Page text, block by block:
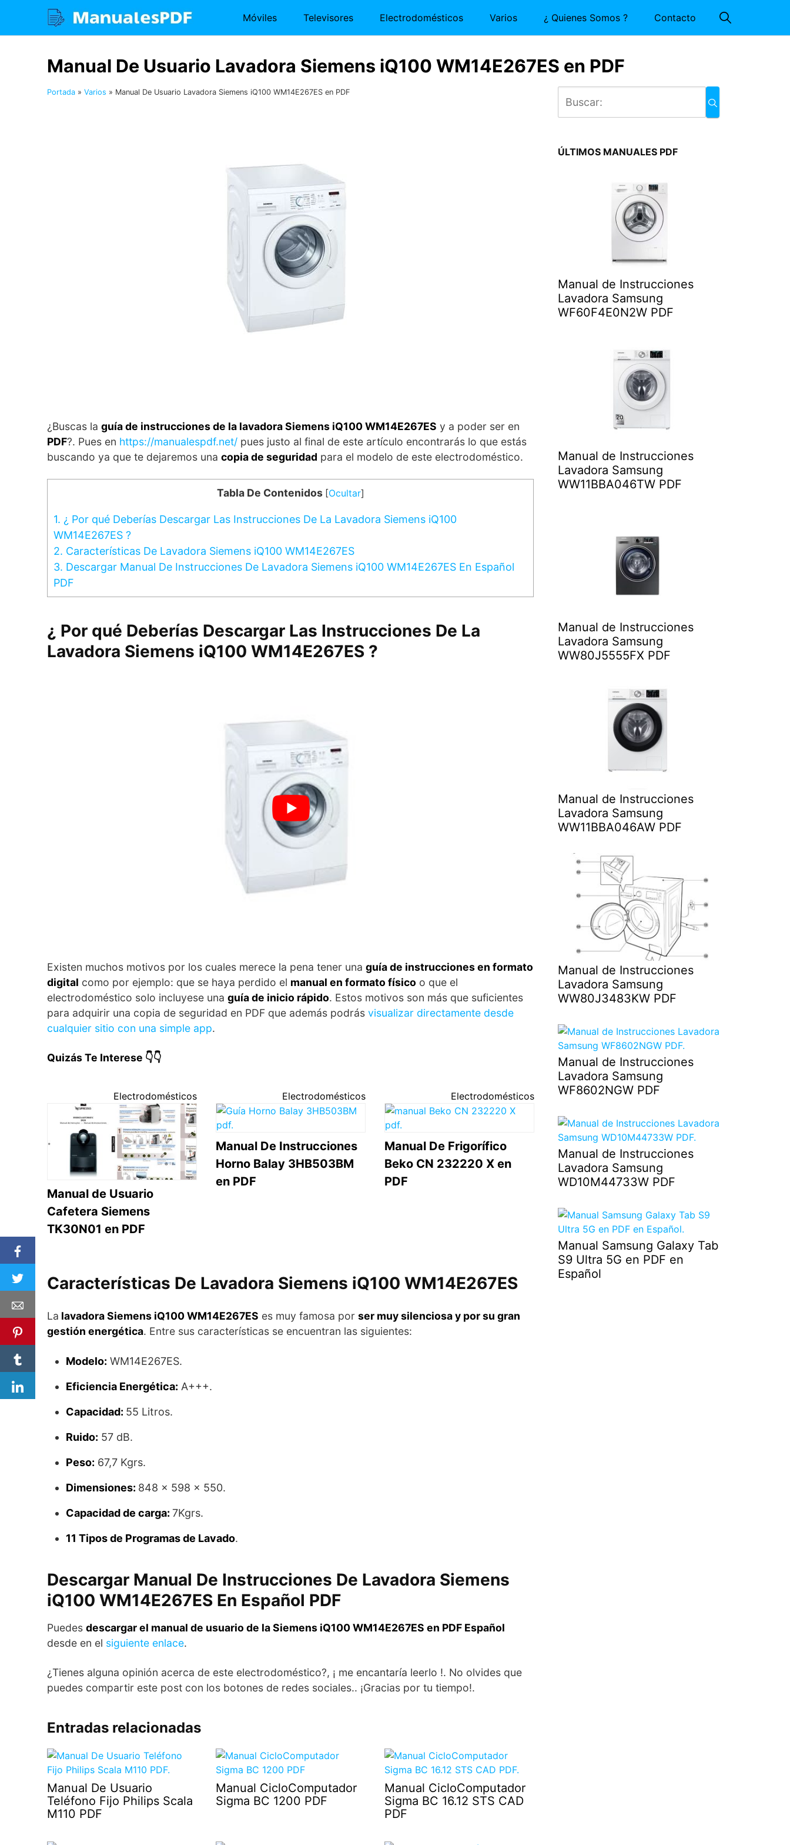
contenido
Móviles Televisores Electrodomésticos Varios ¿ Quienes Somos ? Contacto
Manual De Usuario Lavadora Siemens iQ100 WM14E267ES en PDF
Portada » Varios » Manual De Usuario Lavadora Siemens iQ100 WM14E267ES en PDF
¿Buscas la guía de instrucciones de la lavadora Siemens iQ100 WM14E267ES y a poder ser en
PDF?. Pues en https://manualespdf.net/ pues justo al final de este artículo encontrarás lo que estás
buscando ya que te dejaremos una copia de seguridad para el modelo de este electrodoméstico.
Tabla De Contenidos [Ocultar]
1. ¿ Por qué Deberías Descargar Las Instrucciones De La Lavadora Siemens iQ100
WM14E267ES ?
2. Características De Lavadora Siemens iQ100 WM14E267ES
3. Descargar Manual De Instrucciones De Lavadora Siemens iQ100 WM14E267ES En Español
PDF
¿ Por qué Deberías Descargar Las Instrucciones De La
Lavadora Siemens iQ100 WM14E267ES ?
Existen muchos motivos por los cuales merece la pena tener una guía de instrucciones en formato
digital como por ejemplo: que se haya perdido el manual en formato físico o que el
electrodoméstico solo incluyese una guía de inicio rápido. Estos motivos son más que suficientes
para adquirir una copia de seguridad en PDF que además podrás visualizar directamente desde
cualquier sitio con una simple app.
Quizás Te Interese 👇👇
Electrodomésticos
Manual de Usuario
Cafetera Siemens
TK30N01 en PDF
Electrodomésticos
Manual De Instrucciones
Horno Balay 3HB503BM
en PDF
Electrodomésticos
Manual De Frigorífico
Beko CN 232220 X en
PDF
Características De Lavadora Siemens iQ100 WM14E267ES
La lavadora Siemens iQ100 WM14E267ES es muy famosa por ser muy silenciosa y por su gran
gestión energética. Entre sus características se encuentran las siguientes:
Modelo: WM14E267ES.
Eficiencia Energética: A+++.
Capacidad: 55 Litros.
Ruido: 57 dB.
Peso: 67,7 Kgrs.
Dimensiones: 848 x 598 x 550.
Capacidad de carga: 7Kgrs.
11 Tipos de Programas de Lavado.
Descargar Manual De Instrucciones De Lavadora Siemens
iQ100 WM14E267ES En Español PDF
Puedes descargar el manual de usuario de la Siemens iQ100 WM14E267ES en PDF Español
desde en el siguiente enlace.
¿Tienes alguna opinión acerca de este electrodoméstico?, ¡ me encantaría leerlo !. No olvides que
puedes compartir este post con los botones de redes sociales.. ¡Gracias por tu tiempo!.
Entradas relacionadas
Manual De Usuario
Teléfono Fijo Philips Scala
M110 PDF
Manual CicloComputador
Sigma BC 1200 PDF
Manual CicloComputador
Sigma BC 16.12 STS CAD
PDF
ÚLTIMOS MANUALES PDF
Manual de Instrucciones
Lavadora Samsung
WF60F4E0N2W PDF
Manual de Instrucciones
Lavadora Samsung
WW11BBA046TW PDF
Manual de Instrucciones
Lavadora Samsung
WW80J5555FX PDF
Manual de Instrucciones
Lavadora Samsung
WW11BBA046AW PDF
Manual de Instrucciones
Lavadora Samsung
WW80J3483KW PDF
Manual de Instrucciones
Lavadora Samsung
WF8602NGW PDF
Manual de Instrucciones
Lavadora Samsung
WD10M44733W PDF
Manual Samsung Galaxy Tab
S9 Ultra 5G en PDF en
Español